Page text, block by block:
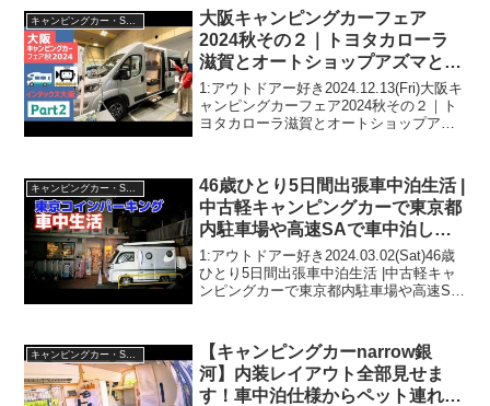
画は注目です！3:アウト...
キャンピングカー・SUV人気車種
大阪キャンピングカーフェア
2024秋その２｜トヨタカローラ
滋賀とオートショップアズマとグ
ランドモーターとRVビックフッ
トとMDNマドンナとOZとネスト
ツールズと岡モータースとバンテ
1:アウトドアー好き2024.12.13(Fri)大阪キ
ャンピングカーフェア2024秋その２｜ト
ヨタカローラ滋賀とオートショップアズ
岡モータースとバンテックとRV...
46歳ひとり5日間出張車中泊生活 |
中古軽キャンピングカーで東京都
内駐車場や高速SAで車中泊しな
がら生活
1:アウトドアー好き2024.03.02(Sat)46歳
ひとり5日間出張車中泊生活 |中古軽キャ
ンピングカーで東京都内駐車場や高速SA
ー好き2024.03.02(Sa...
キャンピングカー・SUV人気車種
【キャンピングカーnarrow銀
河】内装レイアウト全部見せま
す！車中泊仕様からペット連れ仕